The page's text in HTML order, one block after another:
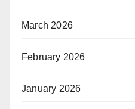
March 2026
February 2026
January 2026